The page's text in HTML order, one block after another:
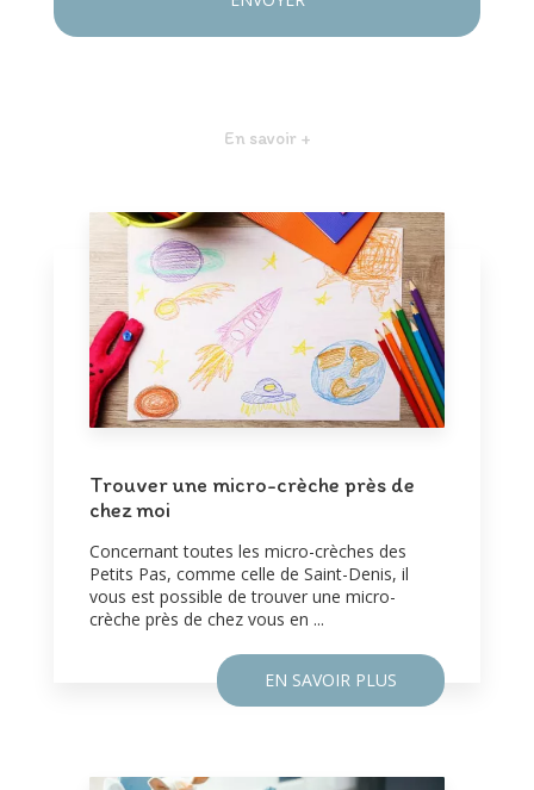
En savoir +
Trouver une micro-crèche près de
chez moi
Concernant toutes les micro-crèches des
Petits Pas, comme celle de Saint-Denis, il
vous est possible de trouver une micro-
crèche près de chez vous en ...
EN SAVOIR PLUS